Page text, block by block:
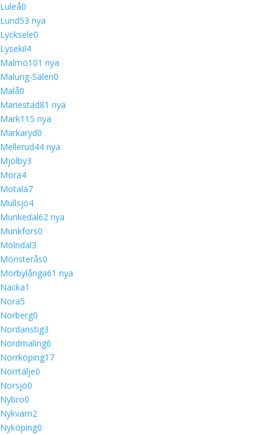
Luleå0
Lund53 nya
Lycksele0
Lysekil4
Malmö101 nya
Malung-Sälen0
Malå0
Mariestad81 nya
Mark115 nya
Markaryd0
Mellerud44 nya
Mjölby3
Mora4
Motala7
Mullsjö4
Munkedal62 nya
Munkfors0
Mölndal3
Mönsterås0
Mörbylånga61 nya
Nacka1
Nora5
Norberg0
Nordanstig3
Nordmaling6
Norrköping17
Norrtälje0
Norsjö0
Nybro0
Nykvarn2
Nyköping0